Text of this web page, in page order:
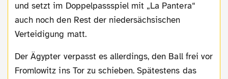
und setzt im Doppelpassspiel mit „La Pantera“
auch noch den Rest der niedersächsischen
Verteidigung matt.
Der Ägypter verpasst es allerdings, den Ball frei vor
Fromlowitz ins Tor zu schieben. Spätestens das